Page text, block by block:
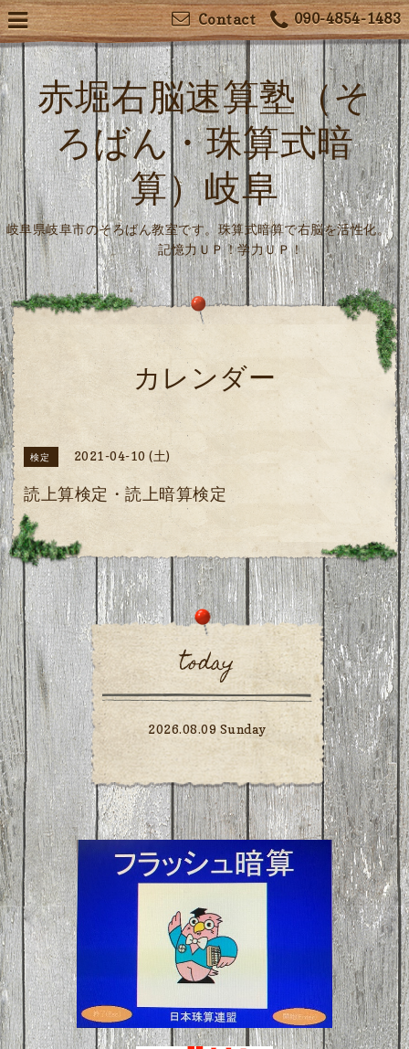
090-4854-1483
Contact
赤堀右脳速算塾（そ
ろばん・珠算式暗
算）岐阜
岐阜県岐阜市のそろばん教室です。珠算式暗算で右脳を活性化。
記憶力ＵＰ！学力ＵＰ！
カレンダー
検定 2021-04-10 (土)
読上算検定・読上暗算検定
today
2026.08.09 Sunday